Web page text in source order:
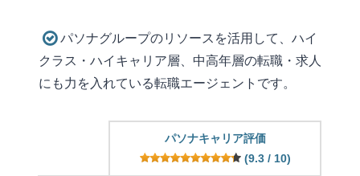
パソナグループのリソースを活用して、ハイ
クラス・ハイキャリア層、中高年層の転職・求人
にも力を入れている転職エージェントです。
パソナキャリア評価
(9.3 / 10)